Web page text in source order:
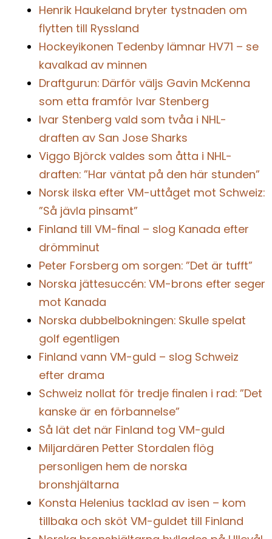
Henrik Haukeland bryter tystnaden om
flytten till Ryssland
Hockeyikonen Tedenby lämnar HV71 – se
kavalkad av minnen
Draftgurun: Därför väljs Gavin McKenna
som etta framför Ivar Stenberg
Ivar Stenberg vald som tvåa i NHL-
draften av San Jose Sharks
Viggo Björck valdes som åtta i NHL-
draften: ”Har väntat på den här stunden”
Norsk ilska efter VM-uttåget mot Schweiz:
”Så jävla pinsamt”
Finland till VM-final – slog Kanada efter
drömminut
Peter Forsberg om sorgen: ”Det är tufft”
Norska jättesuccén: VM-brons efter seger
mot Kanada
Norska dubbelbokningen: Skulle spelat
golf egentligen
Finland vann VM-guld – slog Schweiz
efter drama
Schweiz nollat för tredje finalen i rad: ”Det
kanske är en förbannelse”
Så lät det när Finland tog VM-guld
Miljardären Petter Stordalen flög
personligen hem de norska
bronshjältarna
Konsta Helenius tacklad av isen – kom
tillbaka och sköt VM-guldet till Finland